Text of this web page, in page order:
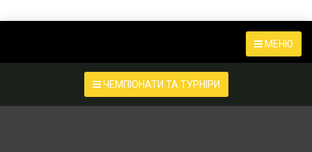
МЕНЮ
ЧЕМПІОНАТИ ТА ТУРНІРИ